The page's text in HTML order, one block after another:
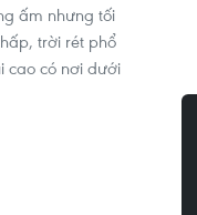
ấm nhưng tối
trời rét phổ
cao có nơi dưới